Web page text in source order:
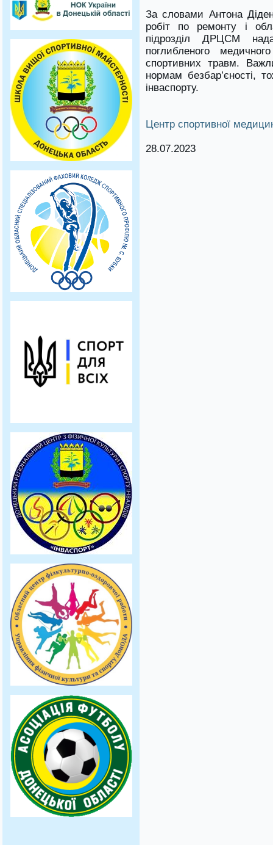
За словами Антона
робіт по ремонту і
підрозділ ДРЦСМ
поглибленого
спортивних травм.
нормам безбар’єності,
інваспорту.
Центр спортивної
28.07.2023